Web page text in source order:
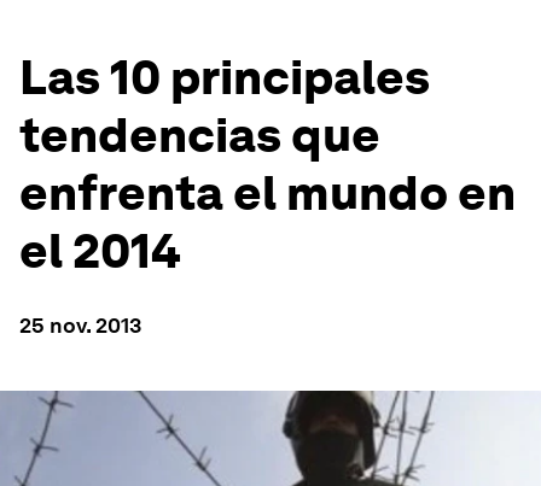
Las 10 principales
tendencias que
enfrenta el mundo en
el 2014
25 nov. 2013